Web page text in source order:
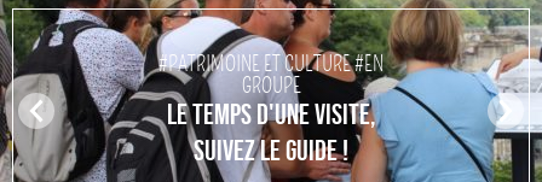
Pr
ev
io
#PATRIMOINE ET CULTURE #EN
GROUPE
LE TEMPS D'UNE VISITE,
SUIVEZ LE GUIDE !
N
ex
t